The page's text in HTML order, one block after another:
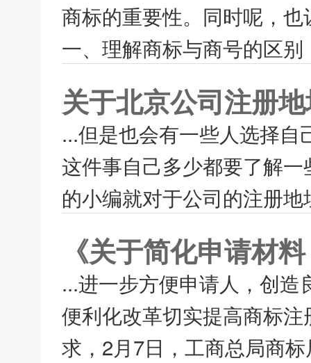
商标的重要性。同时呢，
一、理解商标与商号的区
关于北京公司注册
...但是也会有一些人选择
这件事自己多少都要了解
的小编就对于公司的注册
《关于简化申请材
...进一步方便申请人，创
便利化改革切实提高商标
求，2月7日，工商总局商